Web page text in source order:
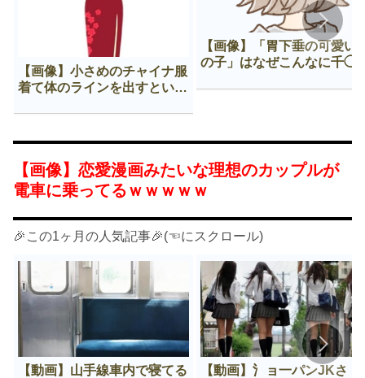
【画像】小さめのチャイナ服
着て体のラインを出すという
【画像】「胃下垂の可愛い
の子」はなぜこんなに千◯
【画像】恋愛漫画みたいな理想のカップルが
電車に乗ってるｗｗｗｗｗ
🎉この1ヶ月の人気記事🎉(☜にスクロール)
【動画】山手線車内で寝てる
【動画】氵ョ一パンJKさ